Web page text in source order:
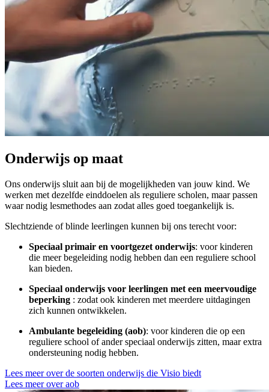
Onderwijs op maat
Ons onderwijs sluit aan bij de mogelijkheden van jouw kind. We
werken met dezelfde einddoelen als reguliere scholen, maar passen
waar nodig lesmethodes aan zodat alles goed toegankelijk is.
Slechtziende of blinde leerlingen kunnen bij ons terecht voor:
Speciaal primair en voortgezet onderwijs: voor kinderen
die meer begeleiding nodig hebben dan een reguliere school
kan bieden.
Speciaal onderwijs voor leerlingen met een meervoudige
beperking : zodat ook kinderen met meerdere uitdagingen
zich kunnen ontwikkelen.
Ambulante begeleiding (aob): voor kinderen die op een
reguliere school of ander speciaal onderwijs zitten, maar extra
ondersteuning nodig hebben.
Lees meer over de soorten onderwijs die Visio biedt
Lees meer over aob